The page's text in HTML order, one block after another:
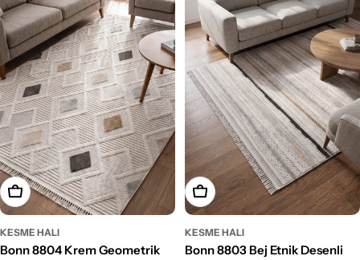
Seçenekleri Belirleyin
KESME HALI
Bonn 8804 Krem Geometrik
Seçenekleri Belirleyin
KESME HALI
Bonn 8803 Bej Etnik Desenli